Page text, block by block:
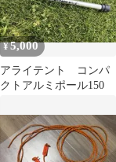
¥5,000
アライテント コンパ
クトアルミポール150